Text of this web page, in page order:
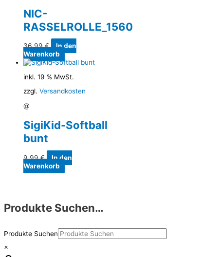
NIC-
RASSELROLLE_1560
36,99€
In den
Warenkorb
inkl. 19 % MwSt.
zzgl. Versandkosten
@
SigiKid-Softball
bunt
9,99€
In den
Warenkorb
Produkte Suchen…
Produkte Suchen
×